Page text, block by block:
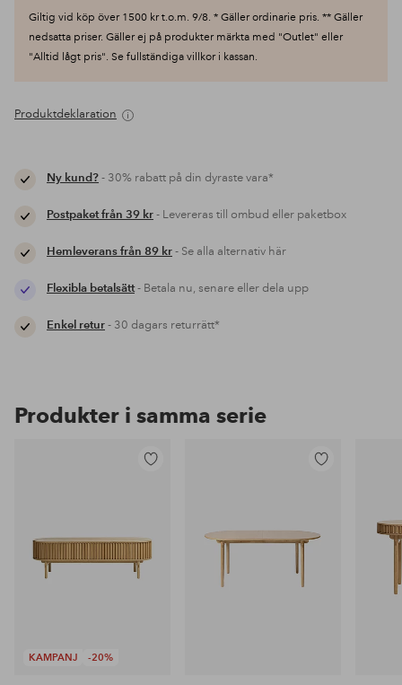
Giltig vid köp över 1500 kr t.o.m. 9/8. * Gäller ordinarie pris. ** Gäller
nedsatta priser. Gäller ej på produkter märkta med "Outlet" eller
"Alltid lågt pris". Se fullständiga villkor i kassan.
Produktdeklaration
Ny kund?- 30% rabatt på din dyraste vara*
Postpaket från 39 kr- Levereras till ombud eller paketbox
Hemleverans från 89 kr- Se alla alternativ här
Flexibla betalsätt- Betala nu, senare eller dela upp
Enkel retur- 30 dagars returrätt*
Produkter i samma serie
KAMPANJ -20%